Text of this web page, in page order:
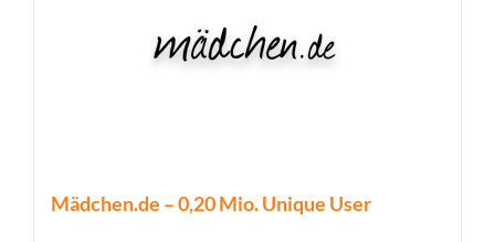
Mädchen.de – 0,20 Mio. Unique User